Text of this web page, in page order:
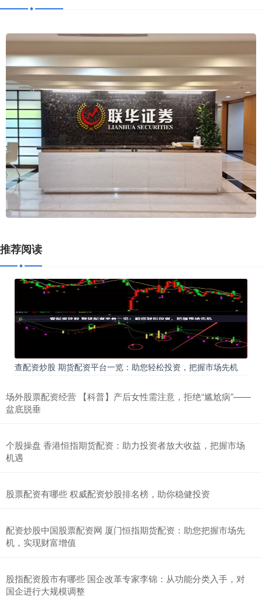
推荐阅读
查配资炒股 期货配资平台一览：助您轻松投资，把握市场先机
场外股票配资经营 【科普】产后女性需注意，拒绝“尴尬病”——
盆底脱垂
个股操盘 香港恒指期货配资：助力投资者放大收益，把握市场
机遇
股票配资有哪些 权威配资炒股排名榜，助你稳健投资
配资炒股中国股票配资网 厦门恒指期货配资：助您把握市场先
机，实现财富增值
股指配资股市有哪些 国企改革专家李锦：从功能分类入手，对
国企进行大规模调整